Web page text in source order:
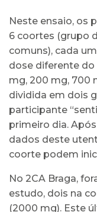
Neste ensaio, os
6 coortes (grupo
comuns), cada
dose diferente do
mg, 200 mg, 700
dividida em dois
participante
primeiro dia.
dados deste
coorte podem
No 2CA Braga,
estudo, dois na
(2000 mg). Este